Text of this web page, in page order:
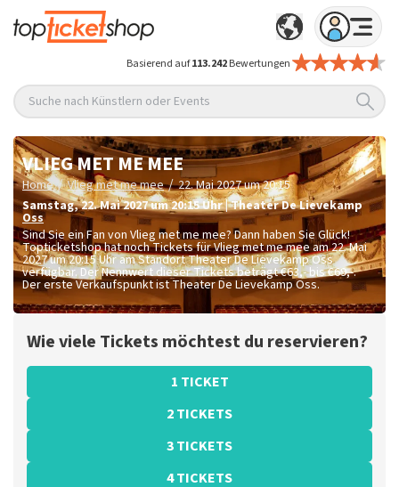
Basierend auf113.242Bewertungen
Suche nach Künstlern oder Events
VLIEG MET ME MEE
Home / Vlieg met me mee / 22. Mai 2027 um 20:15
Samstag,22. Mai 2027 um 20:15Uhr|Theater De Lievekamp
Oss
Sind Sie ein Fan von Vlieg met me mee? Dann haben Sie Glück!
Topticketshop hat noch Tickets für Vlieg met me mee am 22. Mai
2027 um 20:15 Uhr am Standort Theater De Lievekamp Oss
verfügbar. Der Nennwert dieser Tickets beträgt€63,- bis €69,-.
Der erste Verkaufspunkt ist Theater De Lievekamp Oss.
Wie viele Tickets möchtest du reservieren?
1 TICKET
2 TICKETS
3 TICKETS
4 TICKETS